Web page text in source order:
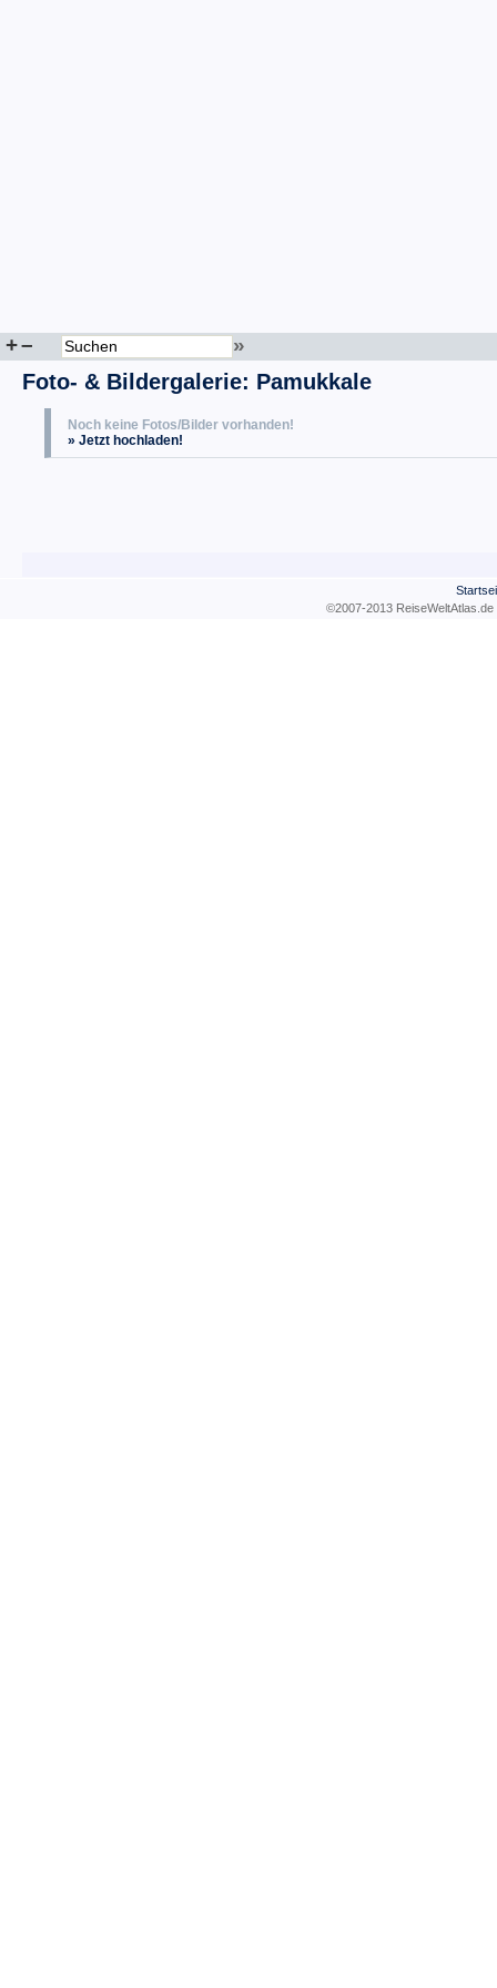
+– »
Foto- & Bildergalerie: Pamukkale
Noch keine Fotos/Bilder vorhanden!
» Jetzt hochladen!
©2007-2013